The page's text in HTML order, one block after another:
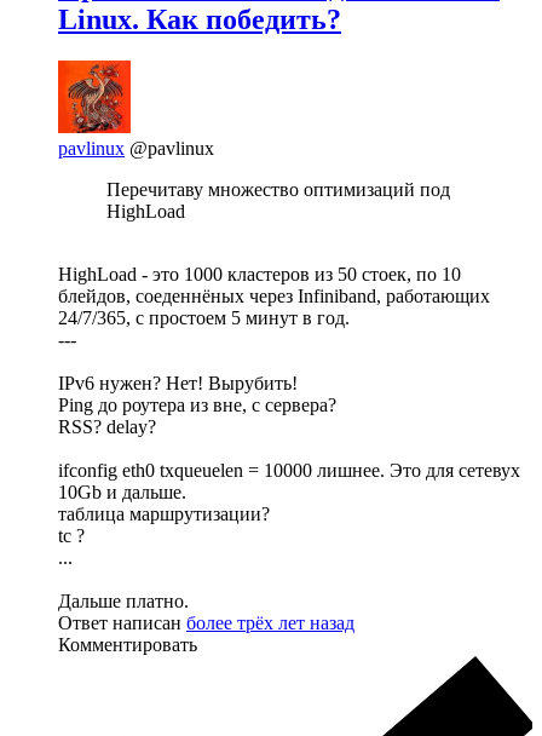
Linux. Как победить?
pavlinux @pavlinux
Перечитаву множество оптимизаций под
HighLoad
HighLoad - это 1000 кластеров из 50 стоек, по 10
блейдов, соеденнёных через Infiniband, работающих
24/7/365, с простоем 5 минут в год.
---
IPv6 нужен? Нет! Вырубить!
Ping до роутера из вне, с сервера?
RSS? delay?
ifconfig eth0 txqueuelen = 10000 лишнее. Это для сетевух
10Gb и дальше.
таблица маршрутизации?
tc ?
...
Дальше платно.
Ответ написан более трёх лет назад
Комментировать